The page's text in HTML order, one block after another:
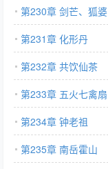
第230章 剑芒、狐婆
第231章 化形丹
第232章 共饮仙茶
第233章 五火七禽扇
第234章 钟老祖
第235章 南岳霍山